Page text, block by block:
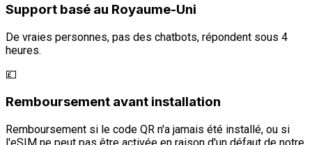
Support basé au Royaume-Uni
De vraies personnes, pas des chatbots, répondent sous 4
heures.
💷
Remboursement avant installation
Remboursement si le code QR n'a jamais été installé, ou si